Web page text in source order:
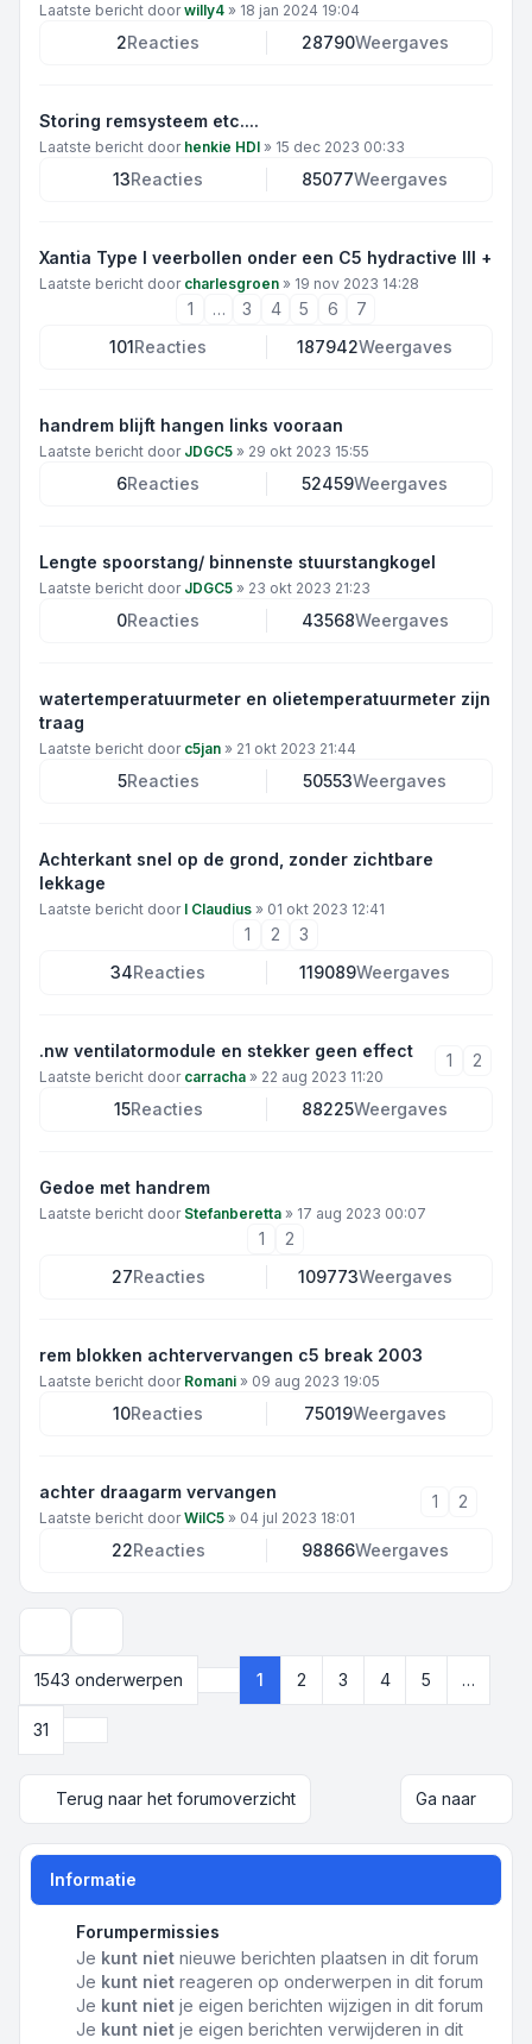
Laatste bericht doorwilly4 » 18 jan 2024 19:04
2Reacties 28790Weergaves
Storing remsysteem etc....
Laatste bericht door henkie HDI » 15 dec 2023 00:33
13Reacties 85077Weergaves
Xantia Type I veerbollen onder een C5 hydractive III +
Laatste bericht door charlesgroen » 19 nov 2023 14:28
1 … 3 4 5 6
7
101Reacties 187942Weergaves
handrem blijft hangen links vooraan
Laatste bericht door JDGC5 » 29 okt 2023 15:55
6Reacties 52459Weergaves
Lengte spoorstang/ binnenste stuurstangkogel
Laatste bericht door JDGC5 » 23 okt 2023 21:23
0Reacties 43568Weergaves
watertemperatuurmeter en olietemperatuurmeter zijn
traag
Laatste bericht door c5jan » 21 okt 2023 21:44
5Reacties 50553Weergaves
Achterkant snel op de grond, zonder zichtbare
lekkage
Laatste bericht door I Claudius » 01 okt 2023 12:41
1 2
3
34Reacties 119089Weergaves
.nw ventilatormodule en stekker geen effect
Laatste bericht door carracha » 22 aug 2023 11:20
1 2
15Reacties 88225Weergaves
Gedoe met handrem
Laatste bericht door Stefanberetta » 17 aug 2023 00:07
1
2
27Reacties 109773Weergaves
rem blokken achtervervangen c5 break 2003
Laatste bericht door Romani » 09 aug 2023 19:05
10Reacties 75019Weergaves
achter draagarm vervangen
Laatste bericht doorWilC5 » 04 jul 2023 18:01
1 2
22Reacties 98866Weergaves
1543 onderwerpen
Pagina van
1 2 3 4 5 …
31
Terug naar het forumoverzicht Ga naar
Informatie
Forumpermissies
Je kunt nietnieuwe berichten plaatsen in dit forum
Je kunt nietreageren op onderwerpen in dit forum
Je kunt nietje eigen berichten wijzigen in dit forum
Je kunt nietje eigen berichten verwijderen in dit